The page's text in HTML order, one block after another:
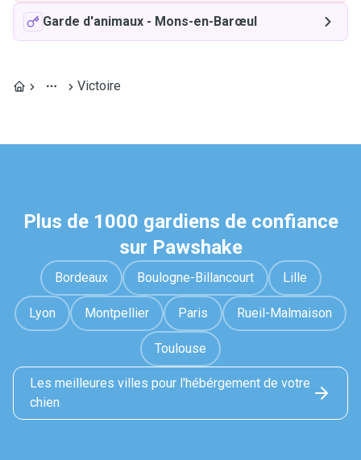
Garde d'animaux - Mons-en-Barœul
Victoire
Plus de 1000 gardiens de confiance
sur Pawshake
Bordeaux Boulogne-Billancourt Lille
Lyon Montpellier Paris Rueil-Malmaison
Toulouse
Les meilleures villes pour l'hébérgement de votre
chien